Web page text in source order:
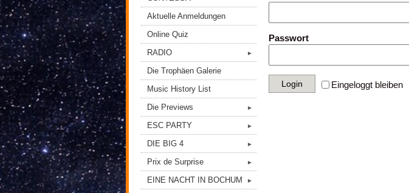
Aktuelle Anmeldungen
Online Quiz
RADIO
►
Die Trophäen Galerie
Music History List
Die Previews
►
ESC PARTY ►
DIE BIG 4 ►
Prix de Surprise ►
EINE NACHT IN BOCHUM
►
Passwort
Eingeloggt bleiben